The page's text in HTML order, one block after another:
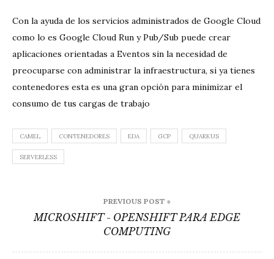
Con la ayuda de los servicios administrados de Google Cloud
como lo es Google Cloud Run y Pub/Sub puede crear
aplicaciones orientadas a Eventos sin la necesidad de
preocuparse con administrar la infraestructura, si ya tienes
contenedores esta es una gran opción para minimizar el
consumo de tus cargas de trabajo
CAMEL CONTENEDORES EDA GCP QUARKUS
SERVERLESS
de
PREVIOUS POST »
MICROSHIFT - OPENSHIFT PARA EDGE
COMPUTING